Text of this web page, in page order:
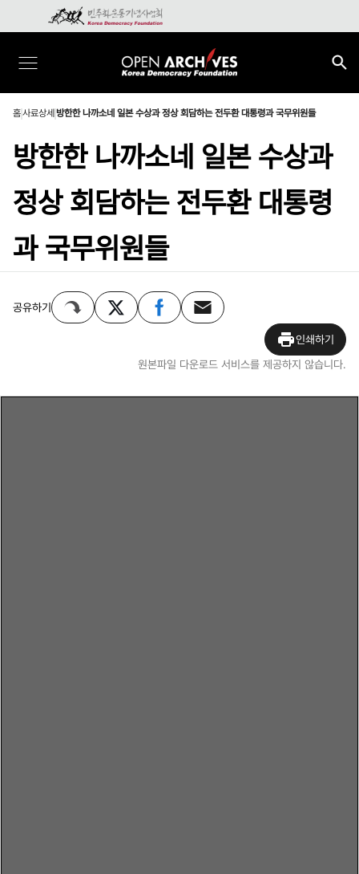
홈사료상세 방한한 나까소네 일본 수상과 정상 회담하는 전두환 대통령과 국무위원들
방한한 나까소네 일본 수상과
정상 회담하는 전두환 대통령
과 국무위원들
공유하기
인쇄하기
원본파일 다운로드 서비스를 제공하지 않습니다.